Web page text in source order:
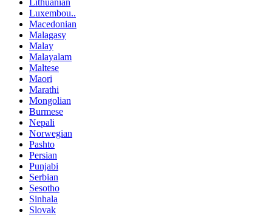
Luxembou..
Macedonian
Malagasy
Malay
Malayalam
Maltese
Maori
Marathi
Mongolian
Burmese
Nepali
Norwegian
Pashto
Persian
Punjabi
Serbian
Sesotho
Sinhala
Slovak